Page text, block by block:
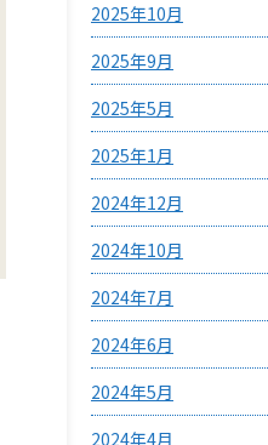
2025年10月
2025年9月
2025年5月
2025年1月
2024年12月
2024年10月
2024年7月
2024年6月
2024年5月
2024年4月